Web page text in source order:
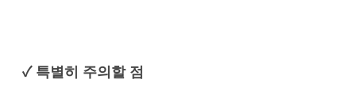
✓ 특별히 주의할 점